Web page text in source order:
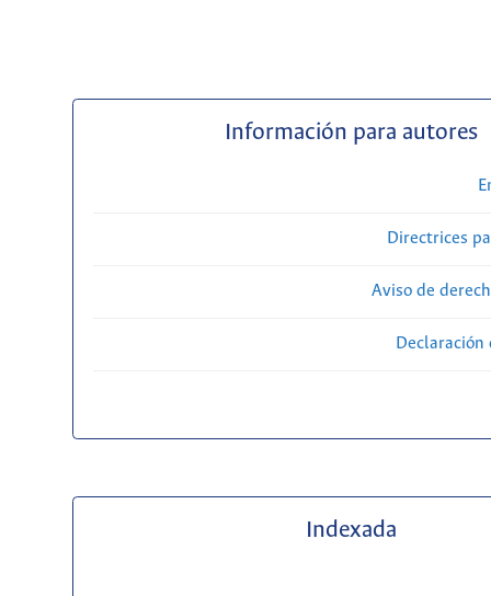
Información para autores
Directrices
Aviso de
Indexada